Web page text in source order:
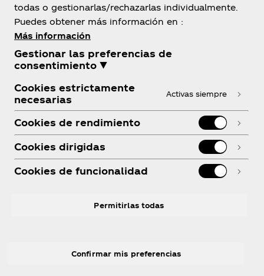
Sobre nosotros
¿Necesitas ayuda?
todas o gestionarlas/rechazarlas individualmente.
Puedes obtener más información en :
Más información
Gestionar las preferencias de
consentimiento ▼
Cookies estrictamente
necesarias
Activas siempre
Cookies de rendimiento
Cookies dirigidas
Cookies de funcionalidad
Permitirlas todas
Confirmar mis preferencias